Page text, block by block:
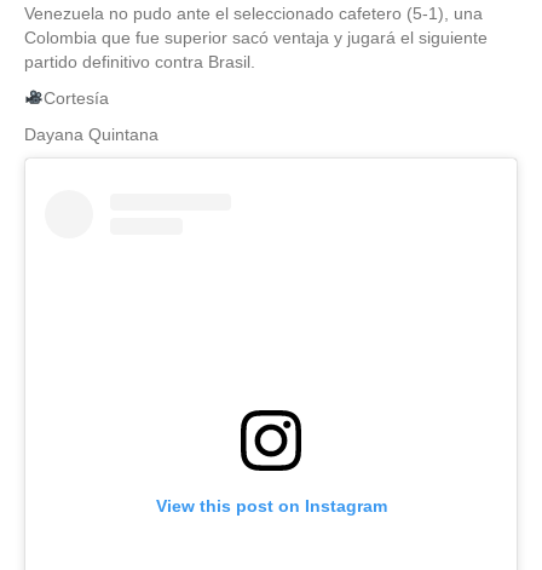
Venezuela no pudo ante el seleccionado cafetero (5-1), una
Colombia que fue superior sacó ventaja y jugará el siguiente
partido definitivo contra Brasil.
Cortesía
Dayana Quintana
View this post on Instagram